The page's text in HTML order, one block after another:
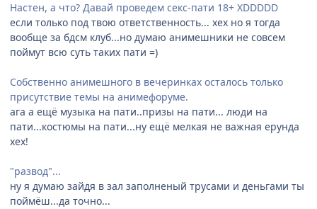
Настен, а что? Давай проведем секс-пати 18+ XDDDDD
если только под твою ответственность... хех но я тогда
вообще за бдсм клуб...но думаю анимешники не совсем
поймут всю суть таких пати =)
Собственно анимешного в вечеринках осталось только
присутствие темы на анимефоруме.
ага а ещё музыка на пати..призы на пати... люди на
пати...костюмы на пати...ну ещё мелкая не важная ерунда
хех!
"развод"...
ну я думаю зайдя в зал заполненый трусами и деньгами ты
поймёш...да точно...